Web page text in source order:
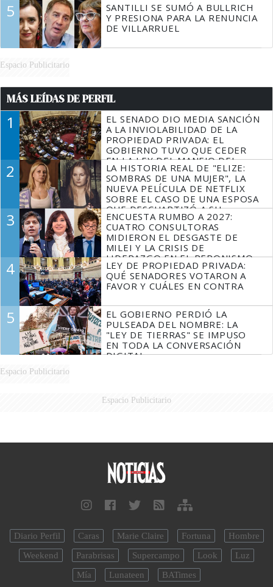
5
SANTILLI SE SUMÓ A BULLRICH
Y PRESIONA PARA LA RENUNCIA
DE VILLARRUEL
Espacio Publicitario
MÁS LEÍDAS DE PERFIL
1
EL SENADO DIO MEDIA SANCIÓN
A LA INVIOLABILIDAD DE LA
PROPIEDAD PRIVADA: EL
GOBIERNO TUVO QUE CEDER
EN LA LEY DEL MANEJO DEL
FUEGO
2
LA HISTORIA REAL DE "ELIZE:
SOMBRAS DE UNA MUJER", LA
NUEVA PELÍCULA DE NETFLIX
SOBRE EL CASO DE UNA ESPOSA
QUE DESCUARTIZÓ A SU
MARIDO
3
ENCUESTA RUMBO A 2027:
CUATRO CONSULTORAS
MIDIERON EL DESGASTE DE
MILEI Y LA CRISIS DE
LIDERAZGO EN EL PERONISMO
4
LEY DE PROPIEDAD PRIVADA:
QUÉ SENADORES VOTARON A
FAVOR Y CUÁLES EN CONTRA
5
EL GOBIERNO PERDIÓ LA
PULSEADA DEL NOMBRE: LA
"LEY DE TIERRAS" SE IMPUSO
EN TODA LA CONVERSACIÓN
DIGITAL
Espacio Publicitario
Espacio Publicitario
Diario Perfil Caras Marie Claire Fortuna
Hombre
Weekend
Parabrisas Supercampo Look
Luz
Mía
Lunateen BATimes